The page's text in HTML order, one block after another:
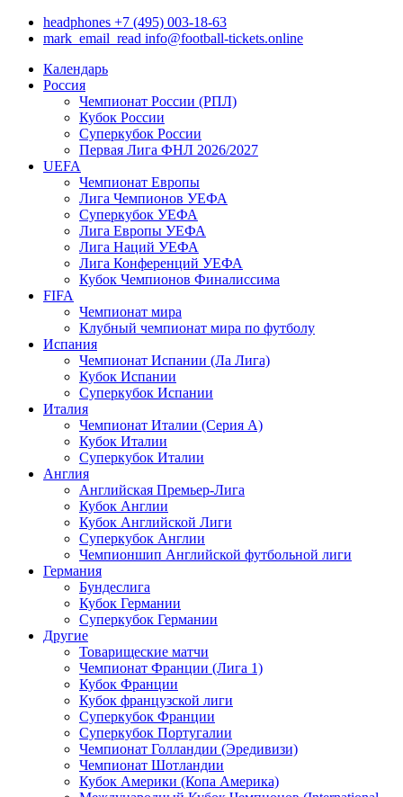
headphones +7 (495) 003-18-63
mark_email_read info@football-tickets.online
Календарь
Россия
Чемпионат России (РПЛ)
Кубок России
Суперкубок России
Первая Лига ФНЛ 2026/2027
UEFA
Чемпионат Европы
Лига Чемпионов УЕФА
Суперкубок УЕФА
Лига Европы УЕФА
Лига Наций УЕФА
Лига Конференций УЕФА
Кубок Чемпионов Финалиссима
FIFA
Чемпионат мира
Клубный чемпионат мира по футболу
Испания
Чемпионат Испании (Ла Лига)
Кубок Испании
Суперкубок Испании
Италия
Чемпионат Италии (Серия А)
Кубок Италии
Суперкубок Италии
Англия
Английская Премьер-Лига
Кубок Англии
Кубок Английской Лиги
Суперкубок Англии
Чемпионшип Английской футбольной лиги
Германия
Бундеслига
Кубок Германии
Суперкубок Германии
Другие
Товарищеские матчи
Чемпионат Франции (Лига 1)
Кубок Франции
Кубок французской лиги
Суперкубок Франции
Суперкубок Португалии
Чемпионат Голландии (Эредивизи)
Чемпионат Шотландии
Кубок Америки (Копа Америка)